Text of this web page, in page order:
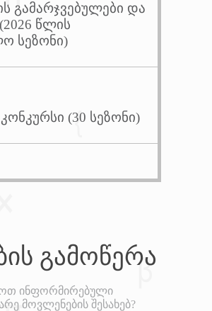
გამარჯვებულები და
წლის
სეზონი)
(30 სეზონი)
გამოწერა
ინფორმირებული
მოვლენების შესახებ?